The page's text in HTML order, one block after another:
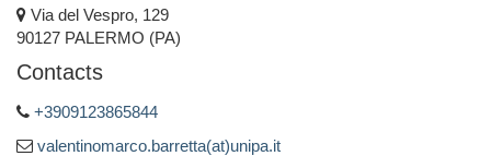
Via del Vespro, 129
90127 PALERMO (PA)
Contacts
+3909123865844
valentinomarco.barretta(at)unipa.it